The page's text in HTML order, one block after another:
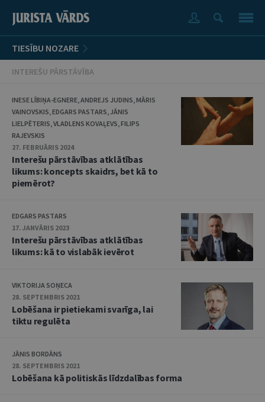
TIESĪBU NOZARE
INTEREŠU PĀRSTĀVĪBA
INESE LĪBIŅA-EGNERE, ANDREJS JUDINS, MĀRIS
VAINOVSKIS, EDGARS PASTARS, JĀNIS
LIELPĒTERIS, VLADLENS KOVAĻEVS, FILIPS
RAJEVSKIS
27. FEBRUĀRIS 2024
Interešu pārstāvības atklātības
likums: koncepts skaidrs, bet kā to
piemērot?
EDGARS PASTARS
17. JANVĀRIS 2023
Interešu pārstāvības atklātības
likums: kā to vislabāk ievērot
VIKTORIJA SOŅECA
28. SEPTEMBRIS 2021
Lobēšana ir pietiekami svarīga, lai
tiktu regulēta
JĀNIS BORDĀNS
28. SEPTEMBRIS 2021
Lobēšana kā politiskās līdzdalības forma